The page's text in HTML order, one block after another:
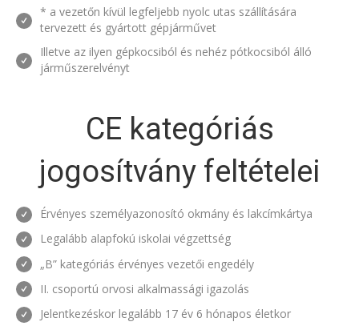
* a vezetőn kívül legfeljebb nyolc utas szállítására
tervezett és gyártott gépjárművet
Illetve az ilyen gépkocsiból és nehéz pótkocsiból álló
járműszerelvényt
CE kategóriás
jogosítvány feltételei
Érvényes személyazonosító okmány és lakcímkártya
Legalább alapfokú iskolai végzettség
„B” kategóriás érvényes vezetői engedély
II. csoportú orvosi alkalmassági igazolás
Jelentkezéskor legalább 17 év 6 hónapos életkor